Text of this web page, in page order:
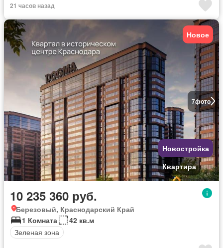
21 часов назад
7фото
Новое
Новостройка
Квартира
10 235 360 руб.
Березовый, Краснодарский Край
1 Комната
42 кв.м
Зеленая зона